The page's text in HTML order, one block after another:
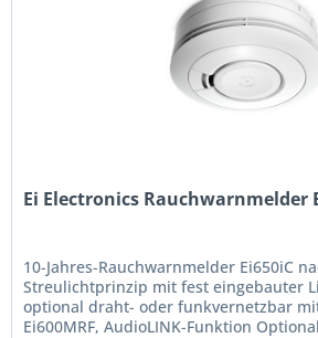
Ei Electronics Rauchwarnmelder
10-Jahres-Rauchwarnmelder Ei650iC
Streulichtprinzip mit fest eingebauter
optional draht- oder funkvernetzbar
Ei600MRF, AudioLINK-Funktion